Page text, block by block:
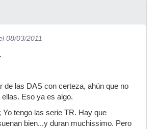
08/03/2011
de las DAS con certeza, ahún que no
Eso ya es algo.
Yo tengo las serie TR. Hay que
bien...y duran muchissimo. Pero